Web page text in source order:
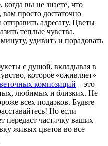
вы не знаете, что
вам просто достаточно
адресату. Цветы
теплые чувства,
удивить и порадовать
с душой, вкладывая в
которое «оживляет»
композиций – это
любимых и близких. Не
всех подарков. Будьте
Но если
передаст частичку ваших
живых цветов во все